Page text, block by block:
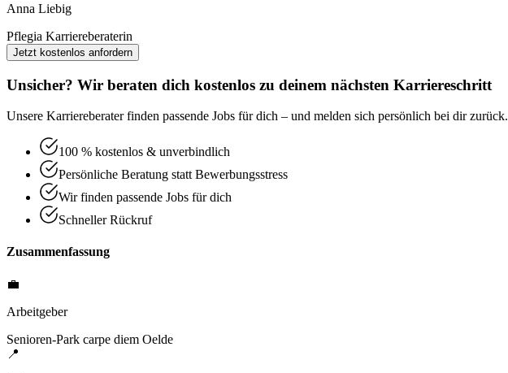
Anna Liebig
Pflegia Karriereberaterin
Jetzt kostenlos anfordern
Unsicher? Wir beraten dich kostenlos zu deinem nächsten Karriereschritt
Unsere Karriereberater finden passende Jobs für dich – und melden sich persönlich bei dir zurück.
100 % kostenlos & unverbindlich
Persönliche Beratung statt Bewerbungsstress
Wir finden passende Jobs für dich
Schneller Rückruf
Zusammenfassung
💼
Arbeitgeber
Senioren-Park carpe diem Oelde
📍